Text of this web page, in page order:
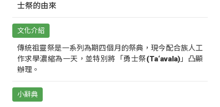
士祭的由來
文化介紹
傳統祖靈祭是一系列為期四個月的祭典，現今配合族人工
作求學濃縮為一天，並特別將「勇士祭(Ta‘avala)」凸顯
辦理。
小辭典